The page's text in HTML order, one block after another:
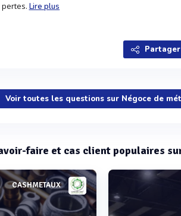
Lire plus
Partager
Voir toutes les questions sur Négoce de
faire et cas client populaires
CASHMETAUX